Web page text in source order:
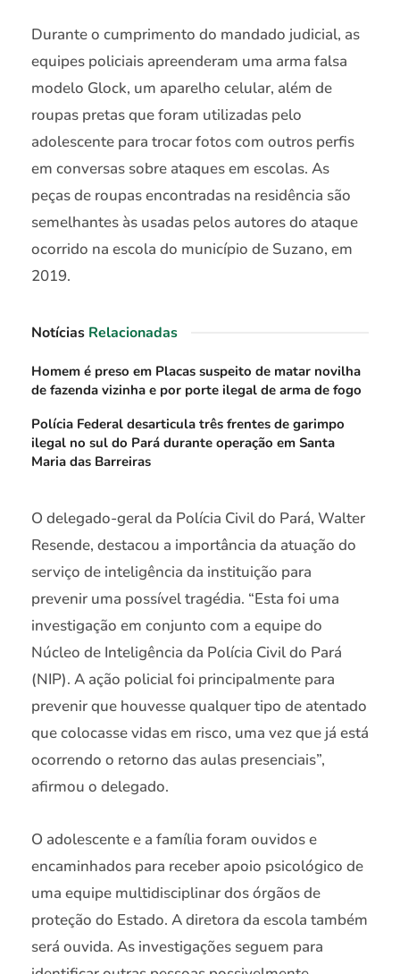
Durante o cumprimento do mandado judicial, as
equipes policiais apreenderam uma arma falsa
modelo Glock, um aparelho celular, além de
roupas pretas que foram utilizadas pelo
adolescente para trocar fotos com outros perfis
em conversas sobre ataques em escolas. As
peças de roupas encontradas na residência são
semelhantes às usadas pelos autores do ataque
ocorrido na escola do município de Suzano, em
2019.
Notícias Relacionadas
Homem é preso em Placas suspeito de matar novilha
de fazenda vizinha e por porte ilegal de arma de fogo
Polícia Federal desarticula três frentes de garimpo
ilegal no sul do Pará durante operação em Santa
Maria das Barreiras
O delegado-geral da Polícia Civil do Pará, Walter
Resende, destacou a importância da atuação do
serviço de inteligência da instituição para
prevenir uma possível tragédia. “Esta foi uma
investigação em conjunto com a equipe do
Núcleo de Inteligência da Polícia Civil do Pará
(NIP). A ação policial foi principalmente para
prevenir que houvesse qualquer tipo de atentado
que colocasse vidas em risco, uma vez que já está
ocorrendo o retorno das aulas presenciais”,
afirmou o delegado.
O adolescente e a família foram ouvidos e
encaminhados para receber apoio psicológico de
uma equipe multidisciplinar dos órgãos de
proteção do Estado. A diretora da escola também
será ouvida. As investigações seguem para